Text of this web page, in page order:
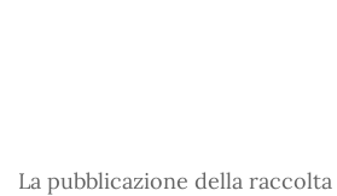
La pubblicazione della raccolta